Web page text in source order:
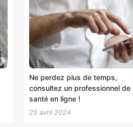
Ne perdez plus de temps,
consultez un professionnel de
santé en ligne !
25 avril 2024